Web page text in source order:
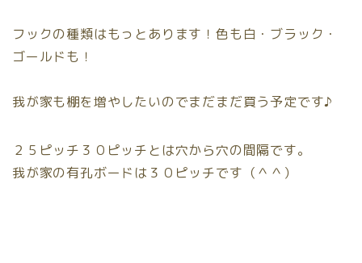
フックの種類はもっとあります！色も白・ブラック・
ゴールドも！
我が家も棚を増やしたいのでまだまだ買う予定です♪
２５ピッチ３０ピッチとは穴から穴の間隔です。
我が家の有孔ボードは３０ピッチです（＾＾）